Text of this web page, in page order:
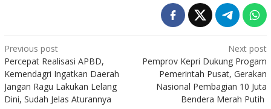
Post
navigation
Previous post
Percepat Realisasi APBD,
Kemendagri Ingatkan Daerah
Jangan Ragu Lakukan Lelang
Dini, Sudah Jelas Aturannya
Next post
Pemprov Kepri Dukung Progam
Pemerintah Pusat, Gerakan
Nasional Pembagian 10 Juta
Bendera Merah Putih